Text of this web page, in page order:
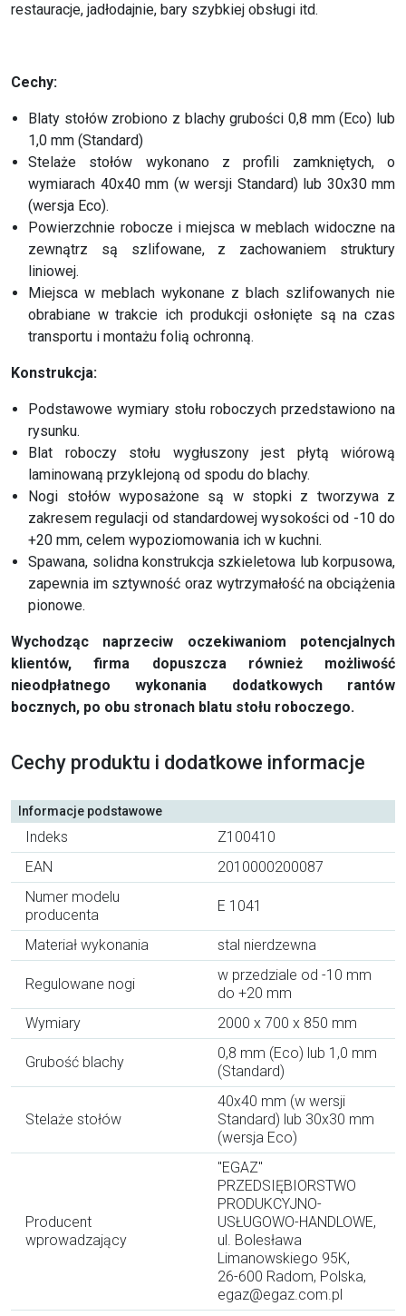
restauracje, jadłodajnie, bary szybkiej obsługi itd.
Cechy:
Blaty stołów zrobiono z blachy grubości 0,8 mm (Eco) lub
1,0 mm (Standard)
Stelaże stołów wykonano z profili zamkniętych, o
wymiarach 40x40 mm (w wersji Standard) lub 30x30 mm
(wersja Eco).
Powierzchnie robocze i miejsca w meblach widoczne na
zewnątrz są szlifowane, z zachowaniem struktury
liniowej.
Miejsca w meblach wykonane z blach szlifowanych nie
obrabiane w trakcie ich produkcji osłonięte są na czas
transportu i montażu folią ochronną.
Konstrukcja:
Podstawowe wymiary stołu roboczych przedstawiono na
rysunku.
Blat roboczy stołu wygłuszony jest płytą wiórową
laminowaną przyklejoną od spodu do blachy.
Nogi stołów wyposażone są w stopki z tworzywa z
zakresem regulacji od standardowej wysokości od -10 do
+20 mm, celem wypoziomowania ich w kuchni.
Spawana, solidna konstrukcja szkieletowa lub korpusowa,
zapewnia im sztywność oraz wytrzymałość na obciążenia
pionowe.
Wychodząc naprzeciw oczekiwaniom potencjalnych
klientów, firma dopuszcza również możliwość
nieodpłatnego wykonania dodatkowych rantów
bocznych, po obu stronach blatu stołu roboczego.
Cechy produktu i dodatkowe informacje
Informacje podstawowe
Indeks
Z100410
EAN
2010000200087
Numer modelu
producenta
E 1041
Materiał wykonania stal nierdzewna
Regulowane nogi
w przedziale od -10 mm
do +20 mm
Wymiary
2000 x 700 x 850 mm
Grubość blachy
0,8 mm (Eco) lub 1,0 mm
(Standard)
Stelaże stołów
40x40 mm (w wersji
Standard) lub 30x30 mm
(wersja Eco)
Producent
wprowadzający
"EGAZ"
PRZEDSIĘBIORSTWO
PRODUKCYJNO-
USŁUGOWO-HANDLOWE,
ul. Bolesława
Limanowskiego 95K,
26-600 Radom, Polska,
egaz@egaz.com.pl